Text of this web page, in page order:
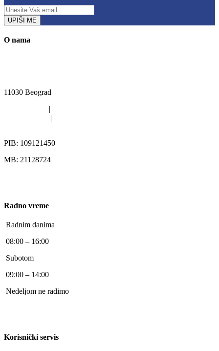
UPIŠI ME
O nama
11030 Beograd
PIB: 109121450
MB: 21128724
Radno vreme
Radnim danima
08:00 – 16:00
Subotom
09:00 – 14:00
Nedeljom ne radimo
Korisnički servis